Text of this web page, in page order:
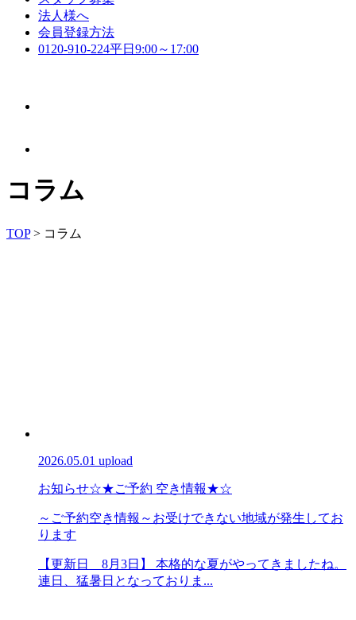
法人様へ
会員登録方法
0120-910-224平日9:00～17:00
コラム
TOP> コラム
2026.05.01 upload
お知らせ☆★ご予約 空き情報★☆
～ご予約空き情報～お受けできない地域が発生してお
ります
【更新日 8月3日】 本格的な夏がやってきましたね。
連日、猛暑日となっておりま...